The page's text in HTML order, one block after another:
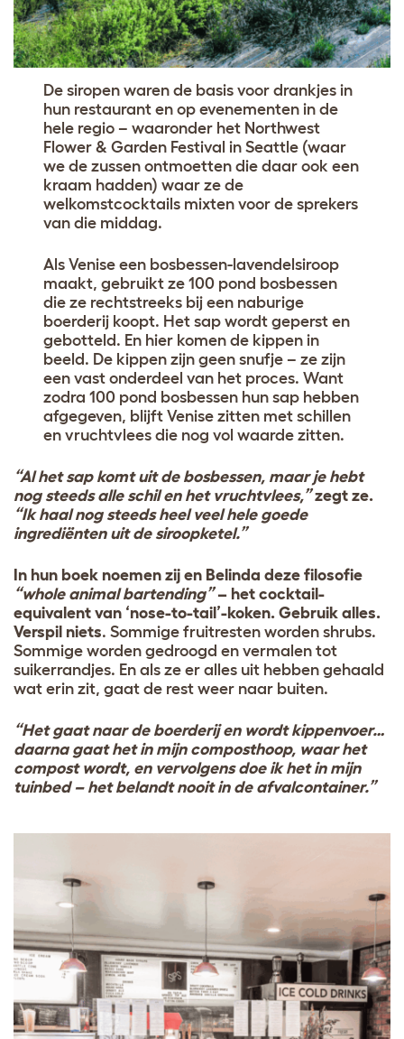
De siropen waren de basis voor drankjes in
hun restaurant en op evenementen in de
hele regio – waaronder het Northwest
Flower & Garden Festival in Seattle (waar
we de zussen ontmoetten die daar ook een
kraam hadden) waar ze de
welkomstcocktails mixten voor de sprekers
van die middag.
Als Venise een bosbessen-lavendelsiroop
maakt, gebruikt ze 100 pond bosbessen
die ze rechtstreeks bij een naburige
boerderij koopt. Het sap wordt geperst en
gebotteld. En hier komen de kippen in
beeld. De kippen zijn geen snufje – ze zijn
een vast onderdeel van het proces. Want
zodra 100 pond bosbessen hun sap hebben
afgegeven, blijft Venise zitten met schillen
en vruchtvlees die nog vol waarde zitten.
“Al het sap komt uit de bosbessen, maar je hebt
nog steeds alle schil en het vruchtvlees,”zegt ze.
“Ik haal nog steeds heel veel hele goede
ingrediënten uit de siroopketel.”
In hun boek noemen zij en Belinda deze filosofie
“whole animal bartending”– het cocktail-
equivalent van ‘nose-to-tail’-koken. Gebruik alles.
Verspil niets. Sommige fruitresten worden shrubs.
Sommige worden gedroogd en vermalen tot
suikerrandjes. En als ze er alles uit hebben gehaald
wat erin zit, gaat de rest weer naar buiten.
“Het gaat naar de boerderij en wordt kippenvoer…
daarna gaat het in mijn composthoop, waar het
compost wordt, en vervolgens doe ik het in mijn
tuinbed – het belandt nooit in de afvalcontainer.”